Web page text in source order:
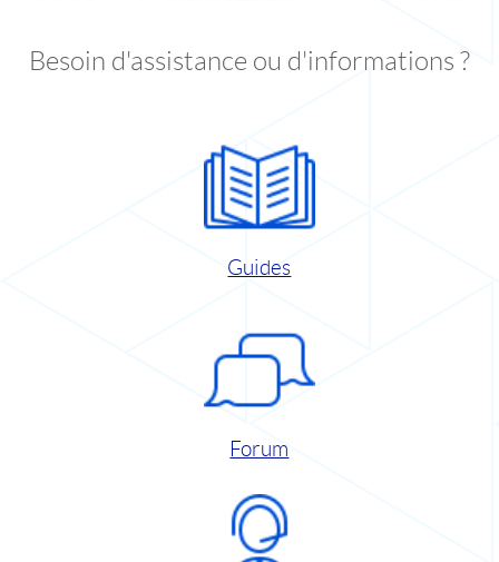
Besoin d'assistance ou d'informations ?
Guides
Forum